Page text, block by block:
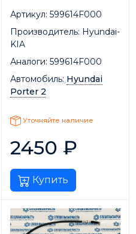
Артикул: 599614F000
Производитель: Hyundai-
KIA
Аналоги: 599614F000
Автомобиль: Hyundai
Porter 2
Уточняйте наличие
2450 ₽
Купить